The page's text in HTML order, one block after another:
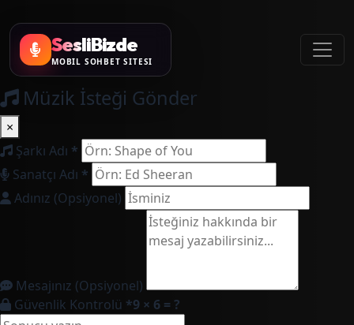
SesliBizde
MOBİL SOHBET SİTESİ
Müzik İsteği Gönder
×
Şarkı Adı *
Sanatçı Adı *
Adınız (Opsiyonel)
Mesajınız (Opsiyonel)
Güvenlik Kontrolü *9 × 6 = ?